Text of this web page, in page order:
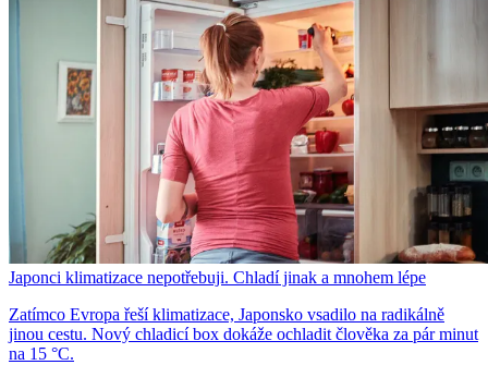
Japonci klimatizace nepotřebuji. Chladí jinak a mnohem lépe
Zatímco Evropa řeší klimatizace, Japonsko vsadilo na radikálně
jinou cestu. Nový chladicí box dokáže ochladit člověka za pár minut
na 15 °C.